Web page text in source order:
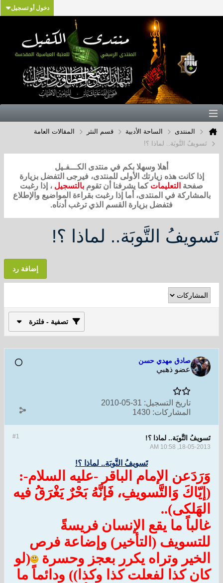
دخول أو تسجيل
المنتدى الساحة الأدبية قسم النثر
المقالات العامة
تَسويفُ التَّوبَة.. لماذا ؟!
أهلا وسهلا بكم في منتدى الكـــفـيل
إذا كانت هذه زيارتك الأولى للمنتدى، فيرجى التفضل بزيارة
صفحة التعليمات كما يشرفنا أن تقوم بالتسجيل ، إذا رغبت
بالمشاركة في المنتدى، أما إذا رغبت بقراءة المواضيع والإطلاع
فتفضل بزيارة القسم الذي ترغب أدناه.
تَسويفُ التَّوبَة.. لماذا ؟!
إضافة رد
تصفية - فلترة
صادق مهدي حسن
عضو ذهبي
تاريخ التسجيل: 31-05-2010
المشاركات: 1430
#1 تَسويفُ التَّوبَة.. لماذا ؟!
18-05-2013, 10:58 AM
تَسويفُ التَّوبَة.. لماذا ؟!
وَرَدَعن الإمام الباقر -عليه السلام-:
(إيّاكَ وَالتَّسويفِ، فَإنَّهُ بَحْرٌ يَغْرَقُ فيه
الهَلكى)..
غالباً ما يقع الإنسان فريسةً
للتسويف (التأخير) وإضاعة فرص
الخير وتراه يكرر بعجز وحسرة
(لو
كان كذا لفعلت كذا وكذا)) ودائماً ما